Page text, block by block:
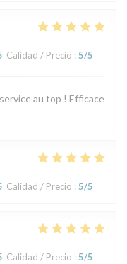
Calidad / Precio : 5/5
au top ! Efficace
Calidad / Precio : 5/5
Calidad / Precio : 5/5